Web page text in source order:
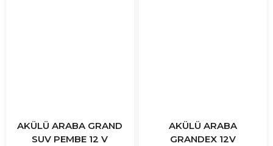
AKÜLÜ ARABA GRAND
SUV PEMBE 12 V
AKÜLÜ ARABA
GRANDEX 12V